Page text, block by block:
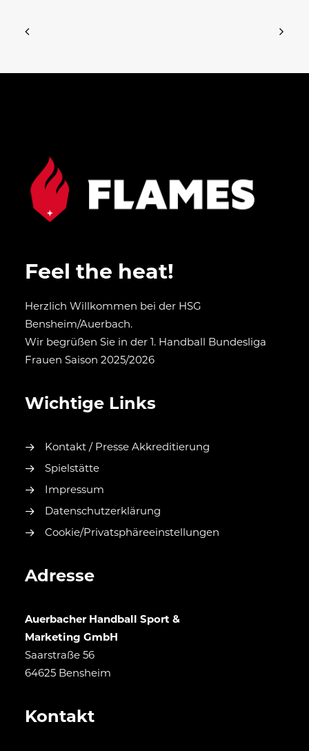
Feel the heat!
Herzlich Willkommen bei der HSG
Bensheim/Auerbach.
Wir begrüßen Sie in der 1. Handball Bundesliga
Frauen Saison 2025/2026
Wichtige Links
Kontakt / Presse Akkreditierung
Spielstätte
Impressum
Datenschutzerklärung
Cookie/Privatsphäreeinstellungen
Adresse
Auerbacher Handball Sport &
Marketing GmbH
Saarstraße 56
64625 Bensheim
Kontakt